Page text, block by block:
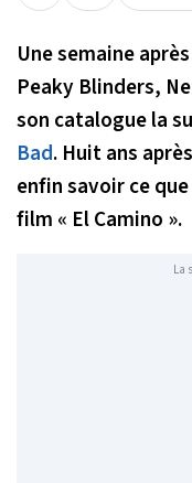
Une semaine
Peaky Blinders,
son catalogue la
Bad. Huit ans
enfin savoir ce
film « El Camino ».
La